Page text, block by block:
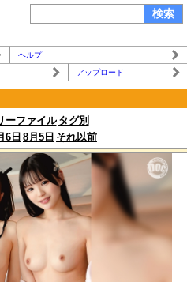
ヘルプ
アップロード
ーファイル タグ別
6日 8月5日 それ以前